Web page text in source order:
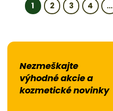
1 2 3 4 …
Nezmeškajte
výhodné akcie a
kozmetické novinky